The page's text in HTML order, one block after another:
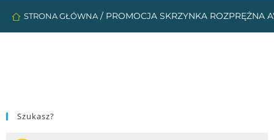
STRONA GŁÓWNA / PROMOCJA SKRZYNKA ROZPRĘŻNA
Szukasz?